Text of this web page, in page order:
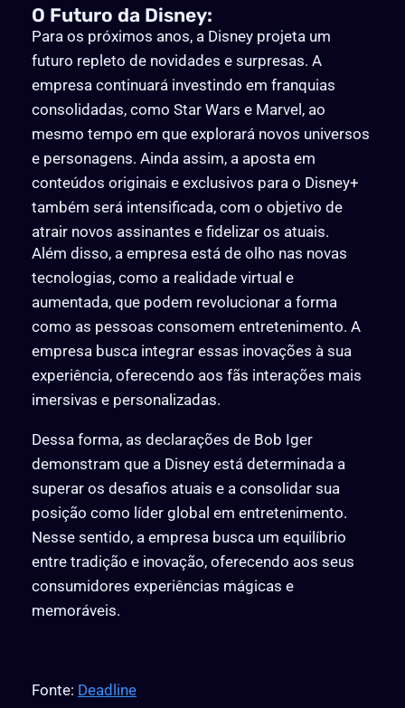
O Futuro da Disney:
Para os próximos anos, a Disney projeta um
futuro repleto de novidades e surpresas. A
empresa continuará investindo em franquias
consolidadas, como Star Wars e Marvel, ao
mesmo tempo em que explorará novos universos
e personagens. Ainda assim, a aposta em
conteúdos originais e exclusivos para o Disney+
também será intensificada, com o objetivo de
atrair novos assinantes e fidelizar os atuais.
Além disso, a empresa está de olho nas novas
tecnologias, como a realidade virtual e
aumentada, que podem revolucionar a forma
como as pessoas consomem entretenimento. A
empresa busca integrar essas inovações à sua
experiência, oferecendo aos fãs interações mais
imersivas e personalizadas.
Dessa forma, as declarações de Bob Iger
demonstram que a Disney está determinada a
superar os desafios atuais e a consolidar sua
posição como líder global em entretenimento.
Nesse sentido, a empresa busca um equilíbrio
entre tradição e inovação, oferecendo aos seus
consumidores experiências mágicas e
memoráveis.
Fonte: Deadline